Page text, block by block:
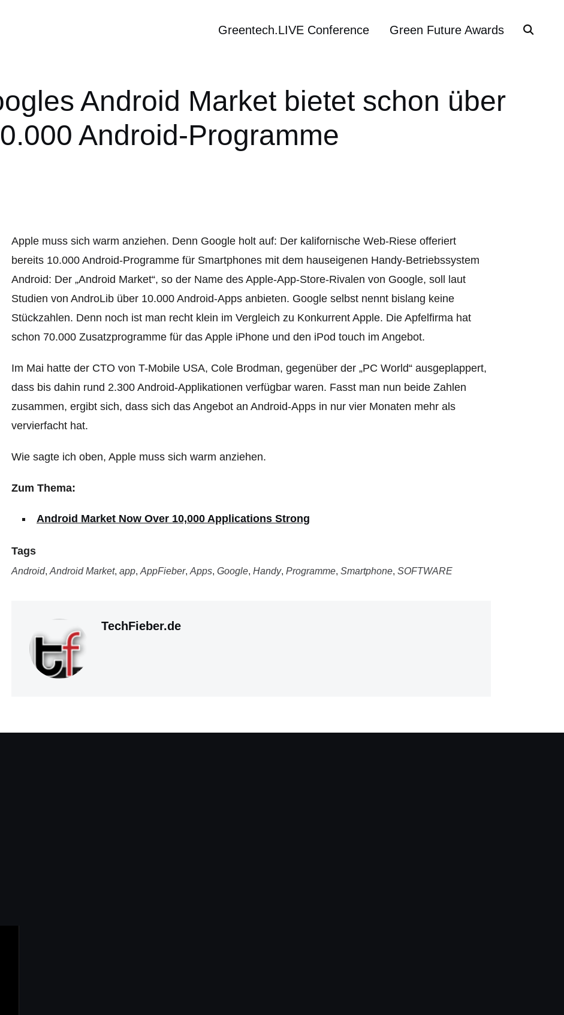
Greentech.LIVE Conference Green Future Awards
Android Market bietet schon über
Android-Programme
Apple muss sich warm anziehen. Denn Google holt auf: Der kalifornische Web-Riese offeriert
bereits 10.000 Android-Programme für Smartphones mit dem hauseigenen Handy-Betriebssystem
Android: Der „Android Market“, so der Name des Apple-App-Store-Rivalen von Google, soll laut
Studien von AndroLib über 10.000 Android-Apps anbieten. Google selbst nennt bislang keine
Stückzahlen. Denn noch ist man recht klein im Vergleich zu Konkurrent Apple. Die Apfelfirma hat
schon 70.000 Zusatzprogramme für das Apple iPhone und den iPod touch im Angebot.
Im Mai hatte der CTO von T-Mobile USA, Cole Brodman, gegenüber der „PC World“ ausgeplappert,
dass bis dahin rund 2.300 Android-Applikationen verfügbar waren. Fasst man nun beide Zahlen
zusammen, ergibt sich, dass sich das Angebot an Android-Apps in nur vier Monaten mehr als
vervierfacht hat.
Wie sagte ich oben, Apple muss sich warm anziehen.
Zum Thema:
Android Market Now Over 10,000 Applications Strong
Tags
Android, Android Market, app, AppFieber, Apps, Google, Handy, Programme, Smartphone, SOFTWARE
TechFieber.de